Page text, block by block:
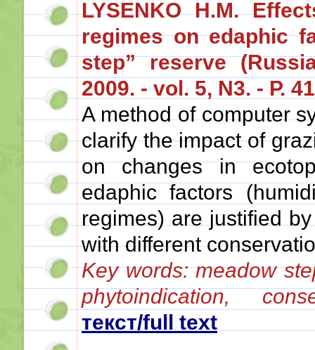
LYSENKO H.M.
regimes on edaphic
step” reserve
2009. - vol. 5, N3. - Р.
A method of computer
clarify the impact of
on changes in
edaphic factors
regimes) are justified
with different
Key words: meadow
phytoindication,
текст/full text